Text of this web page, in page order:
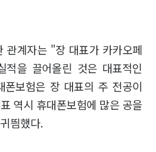
관계자는 "장 대표가 카카오페
적을 끌어올린 것은 대표적인
보험은 장 대표의 주 전공이
역시 휴대폰보험에 많은 공을
띔했다.